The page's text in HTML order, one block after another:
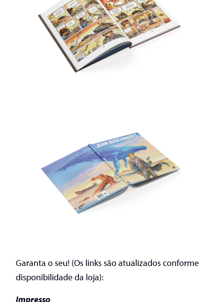
Garanta o seu! (Os links são atualizados conforme
disponibilidade da loja):
Impresso